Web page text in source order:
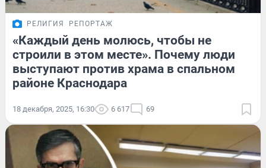
РЕЛИГИЯ РЕПОРТАЖ
«Каждый день молюсь, чтобы не
строили в этом месте». Почему люди
выступают против храма в спальном
районе Краснодара
18 декабря, 2025, 16:30 6 617 69